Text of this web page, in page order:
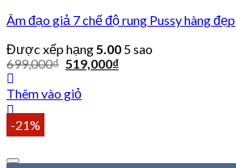
Âm đạo giả 7 chế độ rung Pussy hàng đẹp
Được xếp hạng5.00 5 sao
699,000₫ 519,000₫
Thêm vào giỏ
-21%